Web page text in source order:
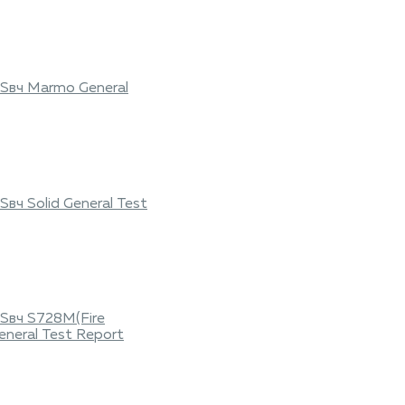
Marmo General
Solid General Test
S728M(Fire
Test Report